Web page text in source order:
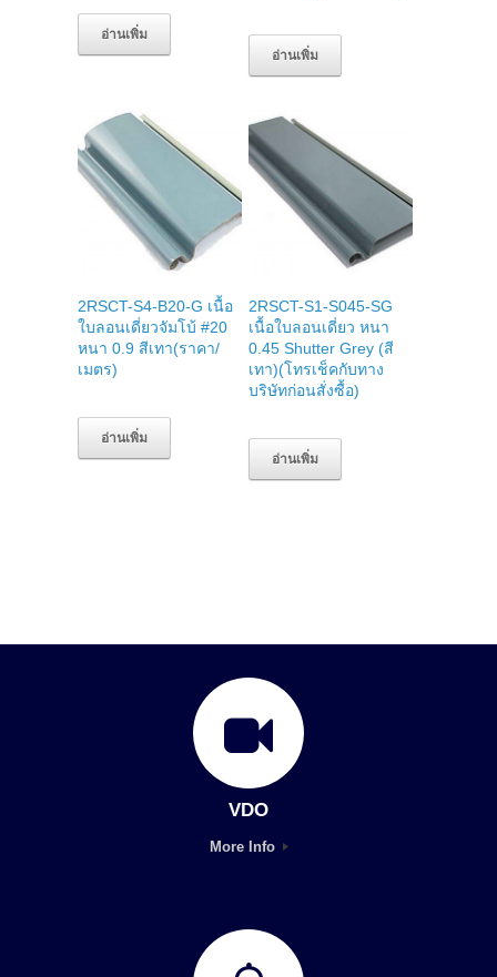
อ่านเพิ่ม
อ่านเพิ่ม
2RSCT-S4-B20-G เนื้อ
ใบลอนเดี่ยวจัมโบ้ #20
หนา 0.9 สีเทา(ราคา/
เมตร)
อ่านเพิ่ม
2RSCT-S1-S045-SG
เนื้อใบลอนเดี่ยว หนา
0.45 Shutter Grey (สี
เทา)(โทรเช็คกับทาง
บริษัทก่อนสั่งซื้อ)
อ่านเพิ่ม
VDO
More Info